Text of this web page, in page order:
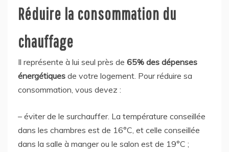
Réduire la consommation du
chauffage
Il représente à lui seul près de 65% des dépenses
énergétiques de votre logement. Pour réduire sa
consommation, vous devez :
– éviter de le surchauffer. La température conseillée
dans les chambres est de 16°C, et celle conseillée
dans la salle à manger ou le salon est de 19°C ;